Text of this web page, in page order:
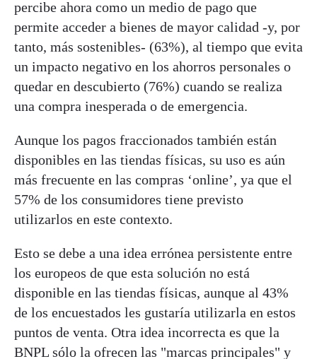
percibe ahora como un medio de pago que
permite acceder a bienes de mayor calidad -y, por
tanto, más sostenibles- (63%), al tiempo que evita
un impacto negativo en los ahorros personales o
quedar en descubierto (76%) cuando se realiza
una compra inesperada o de emergencia.
Aunque los pagos fraccionados también están
disponibles en las tiendas físicas, su uso es aún
más frecuente en las compras ‘online’, ya que el
57% de los consumidores tiene previsto
utilizarlos en este contexto.
Esto se debe a una idea errónea persistente entre
los europeos de que esta solución no está
disponible en las tiendas físicas, aunque al 43%
de los encuestados les gustaría utilizarla en estos
puntos de venta. Otra idea incorrecta es que la
BNPL sólo la ofrecen las "marcas principales" y